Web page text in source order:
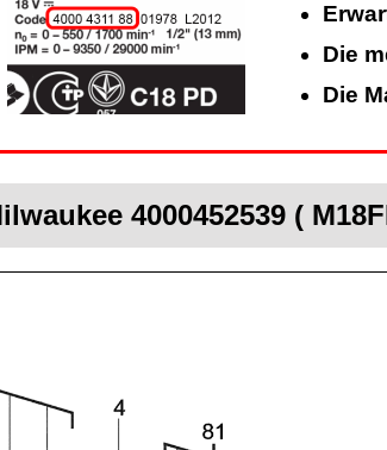
Die
Die
4000452539 (